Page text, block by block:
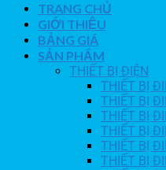
TRANG CHỦ
GIỚI THIỆU
BẢNG GIÁ
SẢN PHẨM
THIẾT BỊ ĐIỆN
THIẾT BỊ
THIẾT BỊ
THIẾT BỊ
THIẾT BỊ
THIẾT BỊ
THIẾT BỊ